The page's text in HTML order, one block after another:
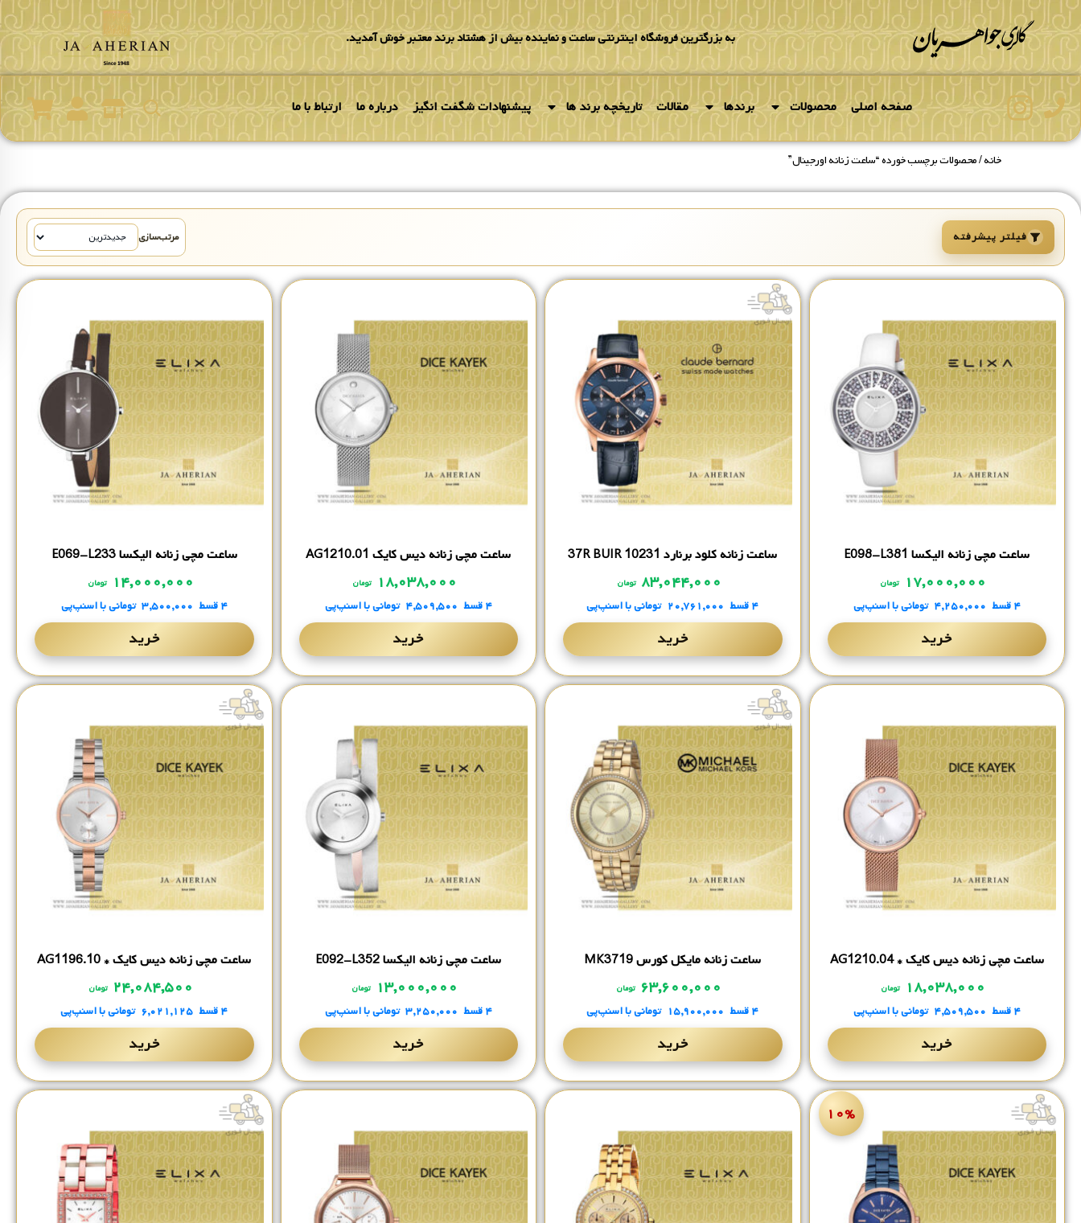
به بزرگترین فروشگاه اینترنتی ساعت و نماینده بیش از هشتاد برند معتبر خوش آمدید.
صفحه اصلی محصولات برندها مقالات تاریخچه برند ها پیشنهادات شگفت انگیز درباره ما ارتباط با ما
خانه/ محصولات برچسب خورده “ساعت زنانه اورجینال”
فیلتر پیشرفته مرتب‌سازی
ساعت مچی زنانه الیکسا E098-L381
۱۷,۰۰۰,۰۰۰ تومان
۴ قسط ۴,۲۵۰,۰۰۰ تومانیبا اسنپ‌پی
خرید
ساعت زنانه کلود برنارد 10231 37R BUIR
۸۳,۰۴۴,۰۰۰ تومان
۴ قسط ۲۰,۷۶۱,۰۰۰ تومانیبا اسنپ‌پی
خرید
ساعت مچی زنانه دیس کایک AG1210.01
۱۸,۰۳۸,۰۰۰ تومان
۴ قسط ۴,۵۰۹,۵۰۰ تومانیبا اسنپ‌پی
خرید
ساعت مچی زنانه الیکسا E069-L233
۱۴,۰۰۰,۰۰۰ تومان
۴ قسط ۳,۵۰۰,۰۰۰ تومانیبا اسنپ‌پی
خرید
ساعت مچی زنانه دیس کایک * AG1210.04
۱۸,۰۳۸,۰۰۰ تومان
۴ قسط ۴,۵۰۹,۵۰۰ تومانیبا اسنپ‌پی
خرید
ساعت زنانه مایکل کورس MK3719
۶۳,۶۰۰,۰۰۰ تومان
۴ قسط ۱۵,۹۰۰,۰۰۰ تومانیبا اسنپ‌پی
خرید
ساعت مچی زنانه الیکسا E092-L352
۱۳,۰۰۰,۰۰۰ تومان
۴ قسط ۳,۲۵۰,۰۰۰ تومانیبا اسنپ‌پی
خرید
ساعت مچی زنانه دیس کایک * AG1196.10
۲۴,۰۸۴,۵۰۰ تومان
۴ قسط ۶,۰۲۱,۱۲۵ تومانیبا اسنپ‌پی
خرید
۱۰%